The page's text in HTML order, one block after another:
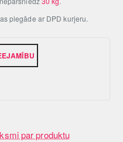
par produktu
piegāde ar DPD kurjeru.